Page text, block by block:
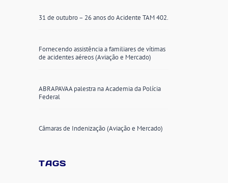
31 de outubro – 26 anos do Acidente TAM 402.
Fornecendo assistência a familiares de vítimas
de acidentes aéreos (Aviação e Mercado)
ABRAPAVAA palestra na Academia da Polícia
Federal
Câmaras de Indenização (Aviação e Mercado)
TAGS